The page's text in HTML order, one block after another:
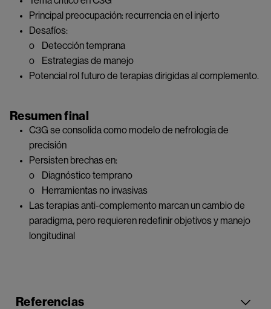
Principal preocupación: recurrencia en el injerto
Desafíos:
o Detección temprana
o Estrategias de manejo
Potencial rol futuro de terapias dirigidas al complemento.
Resumen final
C3G se consolida como modelo de nefrología de
precisión
Persisten brechas en:
o Diagnóstico temprano
o Herramientas no invasivas
Las terapias anti-complemento marcan un cambio de
paradigma, pero requieren redefinir objetivos y manejo
longitudinal
Referencias